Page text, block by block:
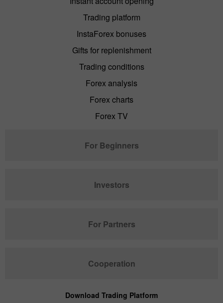
Trading platform
InstaForex bonuses
Gifts for replenishment
Trading conditions
Forex analysis
Forex charts
Forex TV
For Beginners
Investors
For Partners
Cooperation
Download Trading Platform